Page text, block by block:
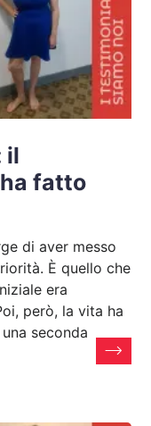
il
fatto
di aver messo
È quello che
era
però, la vita ha
seconda